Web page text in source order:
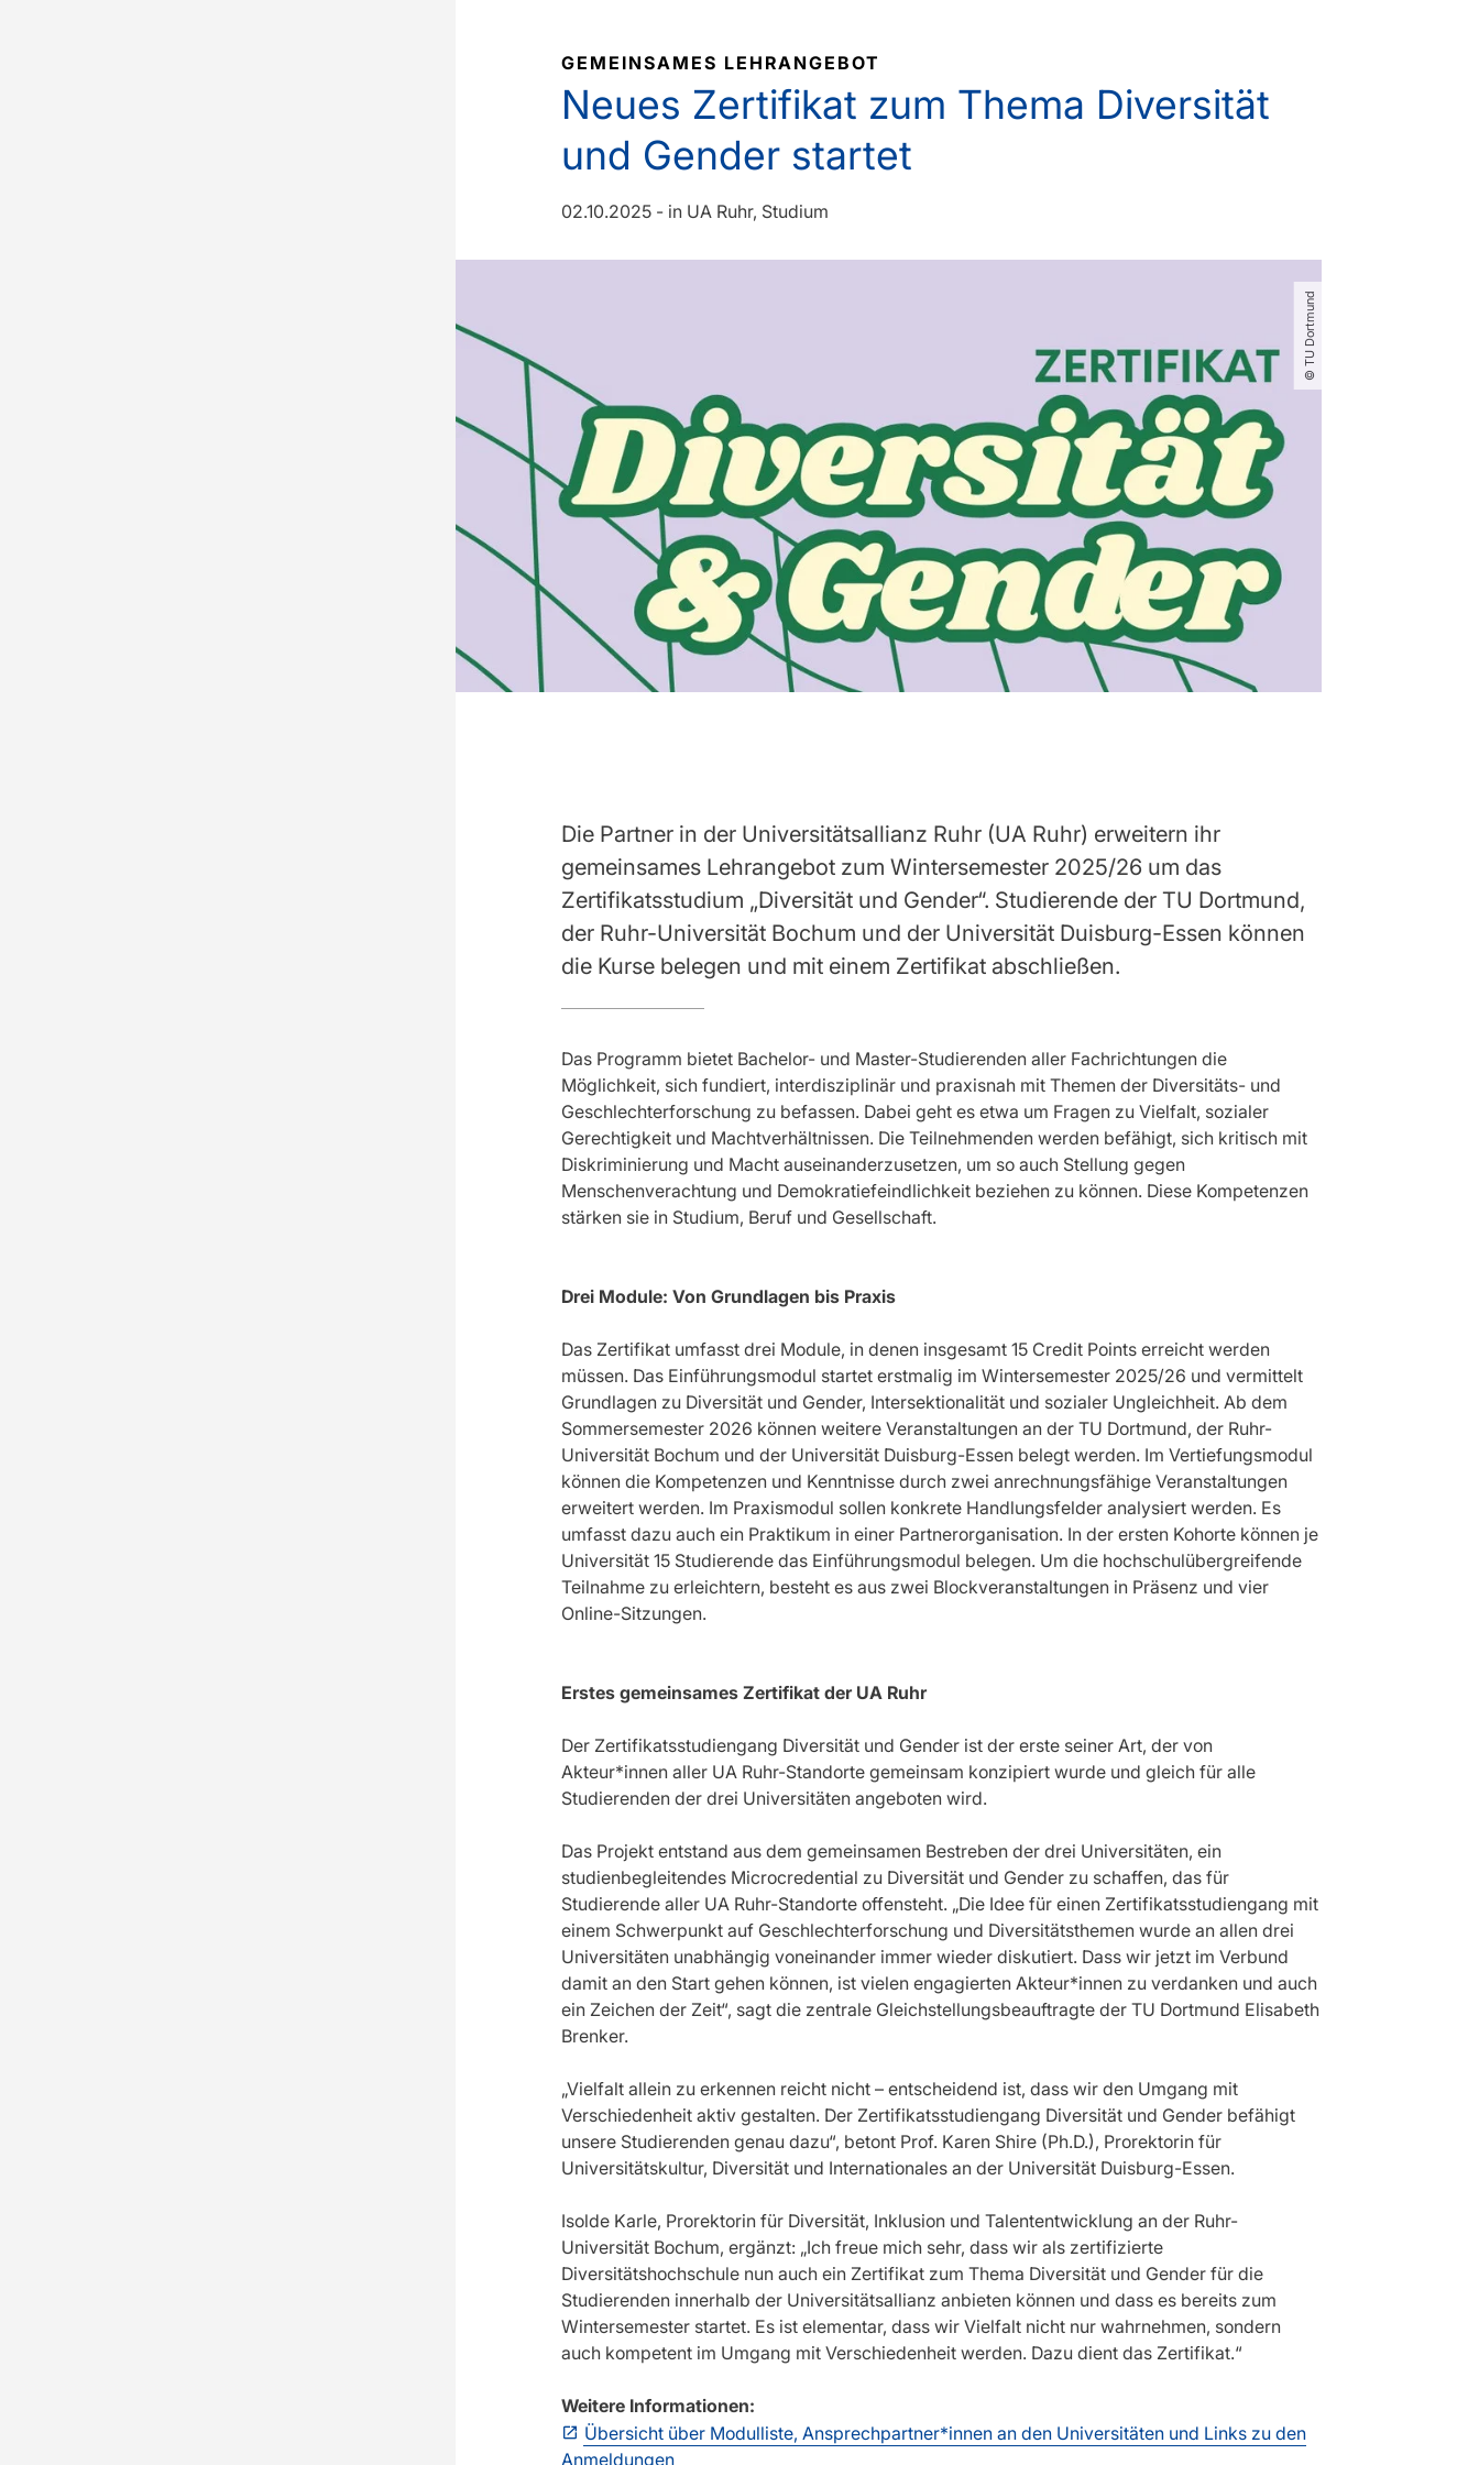
GEMEINSAMES LEHRANGEBOT
Neues Zertifikat zum Thema Diversität
und Gender startet
02.10.2025 - in UA Ruhr Studium
© TU Dortmund
Die Partner in der Universitätsallianz Ruhr (UA Ruhr) erweitern ihr
gemeinsames Lehrangebot zum Wintersemester 2025/26 um das
Zertifikatsstudium „Diversität und Gender“. Studierende der TU Dortmund,
der Ruhr-Universität Bochum und der Universität Duisburg-Essen können
die Kurse belegen und mit einem Zertifikat abschließen.
Das Programm bietet Bachelor- und Master-Studierenden aller Fachrichtungen die
Möglichkeit, sich fundiert, interdisziplinär und praxisnah mit Themen der Diversitäts- und
Geschlechterforschung zu befassen. Dabei geht es etwa um Fragen zu Vielfalt, sozialer
Gerechtigkeit und Machtverhältnissen. Die Teilnehmenden werden befähigt, sich kritisch mit
Diskriminierung und Macht auseinanderzusetzen, um so auch Stellung gegen
Menschenverachtung und Demokratiefeindlichkeit beziehen zu können. Diese Kompetenzen
stärken sie in Studium, Beruf und Gesellschaft.
Drei Module: Von Grundlagen bis Praxis
Das Zertifikat umfasst drei Module, in denen insgesamt 15 Credit Points erreicht werden
müssen. Das Einführungsmodul startet erstmalig im Wintersemester 2025/26 und vermittelt
Grundlagen zu Diversität und Gender, Intersektionalität und sozialer Ungleichheit. Ab dem
Sommersemester 2026 können weitere Veranstaltungen an der TU Dortmund, der Ruhr-
Universität Bochum und der Universität Duisburg-Essen belegt werden. Im Vertiefungsmodul
können die Kompetenzen und Kenntnisse durch zwei anrechnungsfähige Veranstaltungen
erweitert werden. Im Praxismodul sollen konkrete Handlungsfelder analysiert werden. Es
umfasst dazu auch ein Praktikum in einer Partnerorganisation. In der ersten Kohorte können je
Universität 15 Studierende das Einführungsmodul belegen. Um die hochschulübergreifende
Teilnahme zu erleichtern, besteht es aus zwei Blockveranstaltungen in Präsenz und vier
Online-Sitzungen.
Erstes gemeinsames Zertifikat der UA Ruhr
Der Zertifikatsstudiengang Diversität und Gender ist der erste seiner Art, der von
Akteur*innen aller UA Ruhr-Standorte gemeinsam konzipiert wurde und gleich für alle
Studierenden der drei Universitäten angeboten wird.
Das Projekt entstand aus dem gemeinsamen Bestreben der drei Universitäten, ein
studienbegleitendes Microcredential zu Diversität und Gender zu schaffen, das für
Studierende aller UA Ruhr-Standorte offensteht. „Die Idee für einen Zertifikatsstudiengang mit
einem Schwerpunkt auf Geschlechterforschung und Diversitätsthemen wurde an allen drei
Universitäten unabhängig voneinander immer wieder diskutiert. Dass wir jetzt im Verbund
damit an den Start gehen können, ist vielen engagierten Akteur*innen zu verdanken und auch
ein Zeichen der Zeit“, sagt die zentrale Gleich­stellungs­beauftragte der TU Dortmund Elisabeth
Brenker.
„Vielfalt allein zu erkennen reicht nicht – entscheidend ist, dass wir den Umgang mit
Verschiedenheit aktiv gestalten. Der Zertifikatsstudiengang Diversität und Gender befähigt
unsere Studierenden genau dazu“, betont Prof. Karen Shire (Ph.D.), Prorektorin für
Universitätskultur, Diversität und Internationales an der Universität Duisburg-Essen.
Isolde Karle, Prorektorin für Diversität, Inklusion und Talententwicklung an der Ruhr-
Universität Bochum, ergänzt: „Ich freue mich sehr, dass wir als zertifizierte
Diversitätshochschule nun auch ein Zertifikat zum Thema Diversität und Gender für die
Studierenden innerhalb der Universitätsallianz anbieten können und dass es bereits zum
Wintersemester startet. Es ist elementar, dass wir Vielfalt nicht nur wahrnehmen, sondern
auch kompetent im Umgang mit Verschiedenheit werden. Dazu dient das Zertifikat.“
Weitere Informationen:
Übersicht über Modulliste, Ansprechpartner*innen an den Universitäten und Links zu den
Anmeldungen